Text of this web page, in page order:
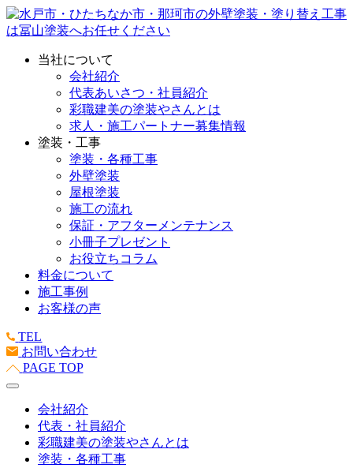
当社について
会社紹介
代表あいさつ・社員紹介
彩職建美の塗装やさんとは
求人・施工パートナー募集情報
塗装・工事
塗装・各種工事
外壁塗装
屋根塗装
施工の流れ
保証・アフターメンテナンス
小冊子プレゼント
お役立ちコラム
料金について
施工事例
お客様の声
TEL
お問い合わせ
PAGE TOP
会社紹介
代表・社員紹介
彩職建美の塗装やさんとは
塗装・各種工事